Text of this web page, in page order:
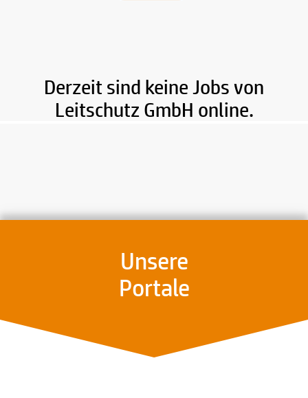
Derzeit sind keine Jobs von
Leitschutz GmbH online.
Unsere
Portale